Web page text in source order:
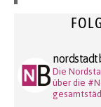
Die
über die